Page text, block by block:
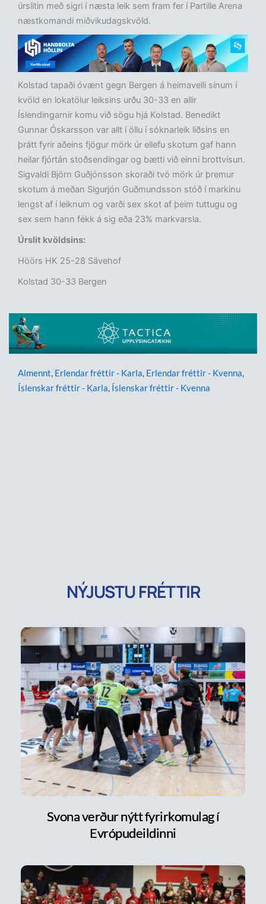
úrslitin með sigri í næsta leik sem fram fer í Partille Arena
næstkomandi miðvikudagskvöld.
Kolstad tapaði óvænt gegn Bergen á heimavelli sínum í
kvöld en lokatölur leiksins urðu 30-33 en allir
Íslendingarnir komu við sögu hjá Kolstad. Benedikt
Gunnar Óskarsson var allt í öllu í sóknarleik liðsins en
þrátt fyrir aðeins fjögur mörk úr ellefu skotum gaf hann
heilar fjórtán stoðsendingar og bætti við einni brottvísun.
Sigvaldi Björn Guðjónsson skoraði tvö mörk úr þremur
skotum á meðan Sigurjón Guðmundsson stóð í markinu
lengst af í leiknum og varði sex skot af þeim tuttugu og
sex sem hann fékk á sig eða 23% markvarsla.
Úrslit kvöldsins:
Höörs HK 25-28 Sävehof
Kolstad 30-33 Bergen
Almennt, Erlendar fréttir - Karla, Erlendar fréttir - Kvenna,
Íslenskar fréttir - Karla, Íslenskar fréttir - Kvenna
NÝJUSTU FRÉTTIR
Svona verður nýtt fyrirkomulag í
Evrópudeildinni